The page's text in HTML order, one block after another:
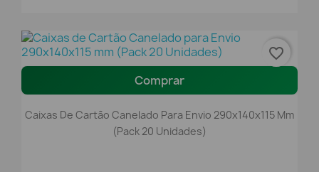
Comprar
Caixas De Cartão Canelado Para Envio 290x140x115 Mm
(Pack 20 Unidades)
favorite_border